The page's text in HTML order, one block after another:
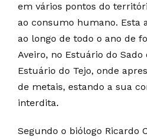
em vários pontos do
ao consumo humano. Esta
ao longo de todo o ano de
Aveiro, no Estuário do
Estuário do Tejo, onde
de metais, estando a sua
interdita.
Segundo o biólogo Ricardo